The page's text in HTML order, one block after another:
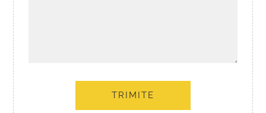
TRIMITE